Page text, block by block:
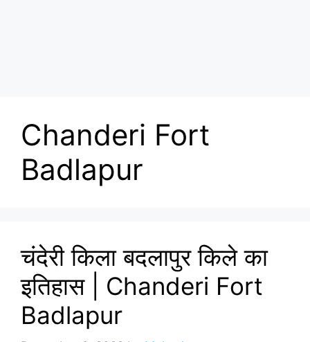
Chanderi Fort
Badlapur
चंदेरी किला बदलापुर किले का
इतिहास | Chanderi Fort
Badlapur